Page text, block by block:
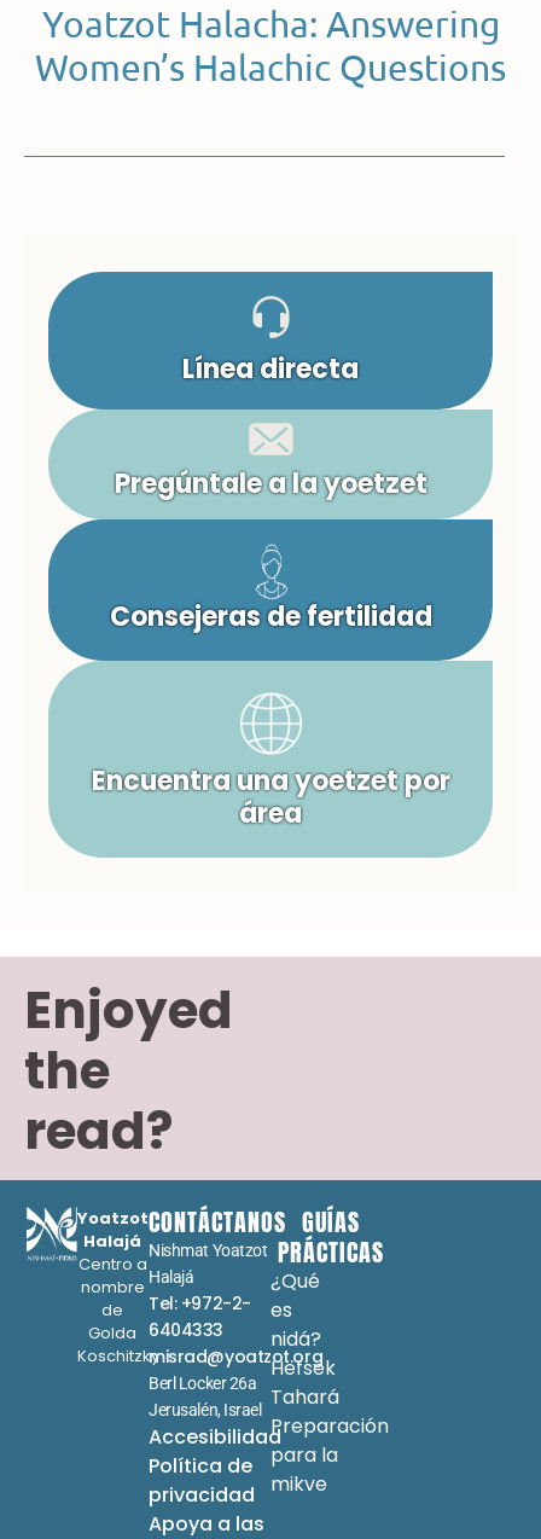
Yoatzot Halacha: Answering
Women’s Halachic Questions
Línea directa
Pregúntale a la yoetzet
Consejeras de fertilidad
Encuentra una yoetzet por
área
Enjoyed
the
read?
Yoatzot
Halajá
Centro a
nombre
de
Golda
Koschitzky
CONTÁCTANOS
Nishmat Yoatzot
Halajá
Tel: +972-2-
6404333
misrad@yoatzot.org
Berl Locker 26a
Jerusalén, Israel
Accesibilidad
Política de
privacidad
Apoya a las
GUÍAS
PRÁCTICAS
¿Qué
es
nidá?
Hefsek
Tahará
Preparación
para la
mikve